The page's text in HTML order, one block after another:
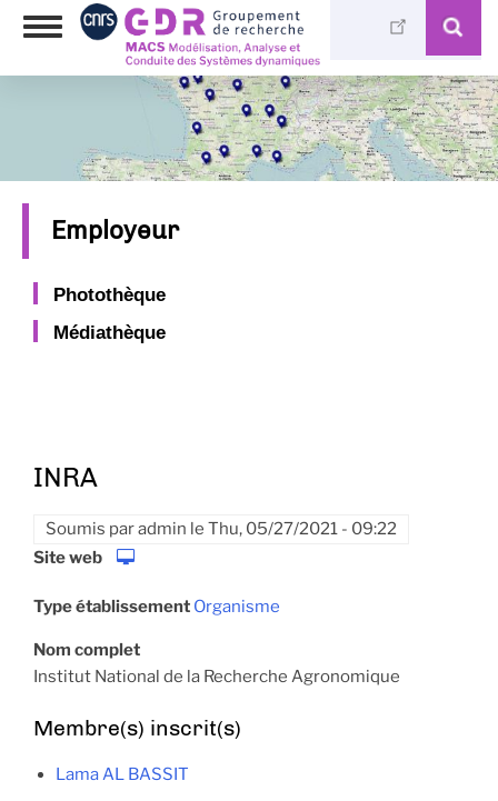
Aller
Toggle
Employeur
Photothèque
Médiathèque
INRA
Soumis paradmin le Thu, 05/27/2021 - 09:22
Site web
Type établissement Organisme
Nom complet
Institut National de la Recherche Agronomique
Membre(s) inscrit(s)
Lama AL BASSIT